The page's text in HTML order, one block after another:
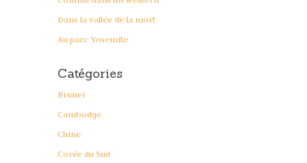
Dans la vallée de la mort
Au parc Yosemite
Catégories
Brunei
Cambodge
Chine
Corée du Sud